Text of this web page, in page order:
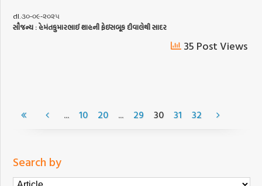
તા.૩૦-૦૯-૨૦૨૫
સૌજન્ય :હેમંતકુમારભાઈશાહનીફેઇસબૂકદીવાલેથીસાદર
35 Post Views
... 10 20 ... 29 30 31 32
Search by